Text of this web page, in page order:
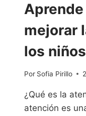
mejorar
los
Por Sofia Pirillo
¿Qué es la
atención es